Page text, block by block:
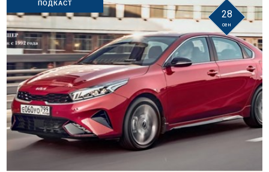
ПОДКАСТ
28
сен